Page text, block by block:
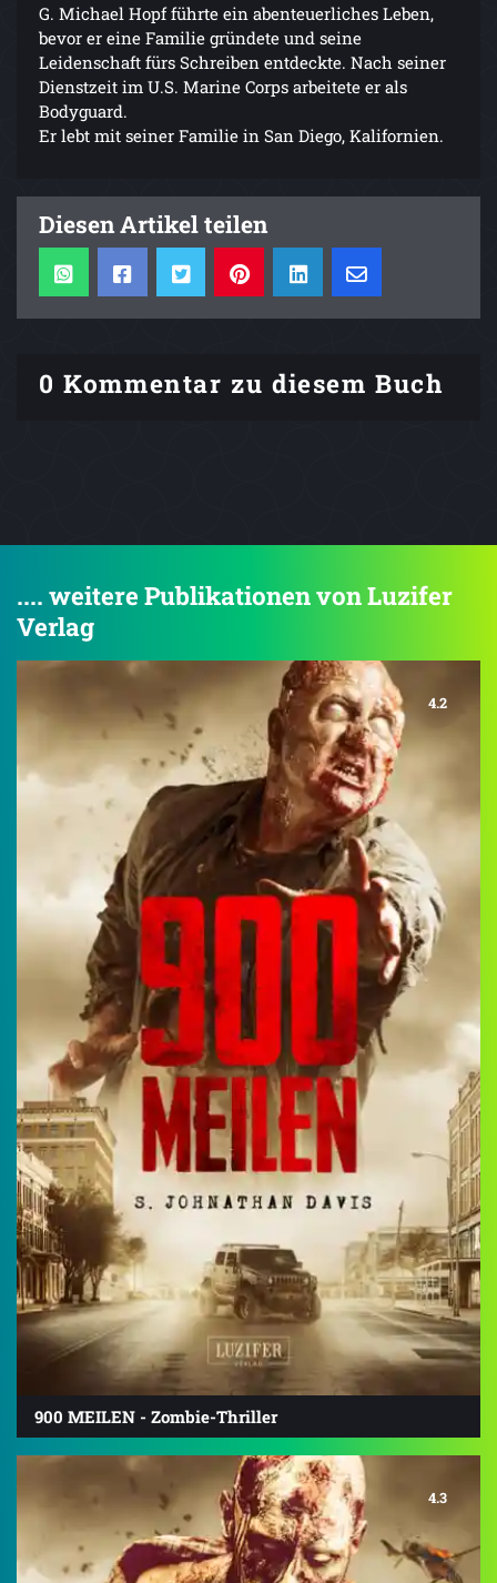
G. Michael Hopf führte ein abenteuerliches Leben,
bevor er eine Familie gründete und seine
Leidenschaft fürs Schreiben entdeckte. Nach seiner
Dienstzeit im U.S. Marine Corps arbeitete er als
Bodyguard.
Er lebt mit seiner Familie in San Diego, Kalifornien.
Diesen Artikel teilen
0 Kommentar zu diesem Buch
.... weitere Publikationen von Luzifer
Verlag
4.2
900 MEILEN - Zombie-Thriller
4.3